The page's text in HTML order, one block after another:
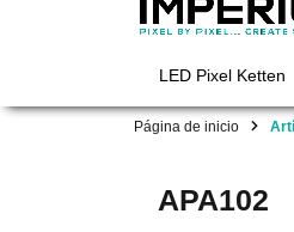
LED Pixel Ketten
Página de inicio
APA102